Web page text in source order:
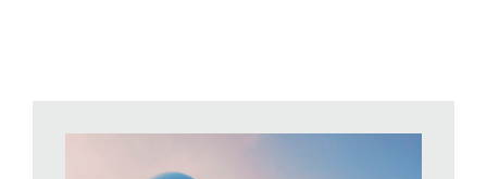
«Azione», mentre supplica la mamma Gabi di andare a